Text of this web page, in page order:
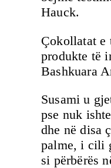
Hauck.
Çokollatat e
produkte të
Bashkuara
Susami u
pse nuk
dhe në disa
palme, i cili
si përbërës